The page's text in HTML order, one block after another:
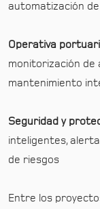
automatización
Operativa
monitorización de
mantenimiento
Seguridad y
inteligentes,
de riesgos
Entre los